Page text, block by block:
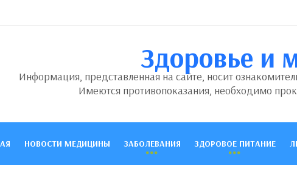
Здоровье и
Информация, представленная на сайте, носит
Имеются противопоказания, необходимо
НОВОСТИ МЕДИЦИНЫ ЗАБОЛЕВАНИЯ ЗДОРОВОЕ ПИТАНИЕ